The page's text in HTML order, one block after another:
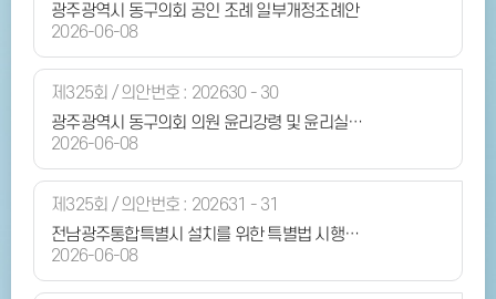
광주광역시 동구의회 공인 조례 일부개정조례안
2026-06-08
제325회 / 의안번호 : 202630 - 30
광주광역시 동구의회 의원 윤리강령 및 윤리실천규범 등에 관한 조례 전부개정조례안
2026-06-08
제325회 / 의안번호 : 202631 - 31
전남광주통합특별시 설치를 위한 특별법 시행에 따른 명칭변경을 위한 광주광역시 동구의회 조례 일괄개정조례안
2026-06-08